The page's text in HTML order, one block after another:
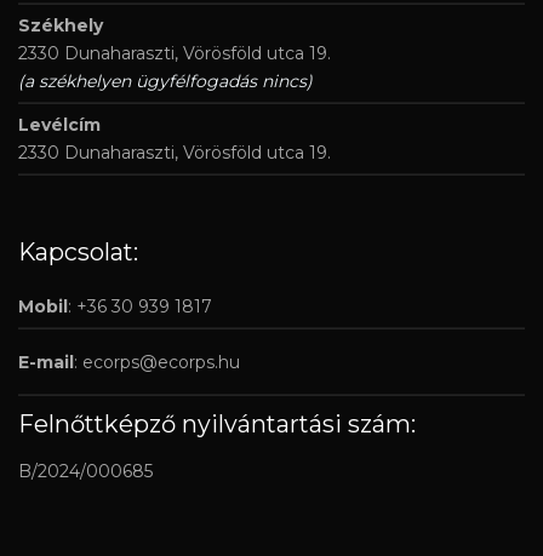
Székhely
2330 Dunaharaszti, Vörösföld utca 19.
(a székhelyen ügyfélfogadás nincs)
Levélcím
2330 Dunaharaszti, Vörösföld utca 19.
Kapcsolat:
Mobil: +36 30 939 1817
E-mail: ecorps@ecorps.hu
Felnőttképző nyilvántartási szám:
B/2024/000685